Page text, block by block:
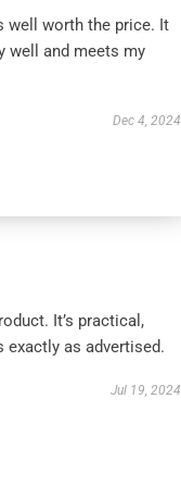
well worth the price. It
well and meets my
Dec 4, 2024
It’s practical,
exactly as advertised.
Jul 19, 2024